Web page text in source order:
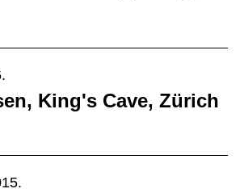
King's Cave, Zürich